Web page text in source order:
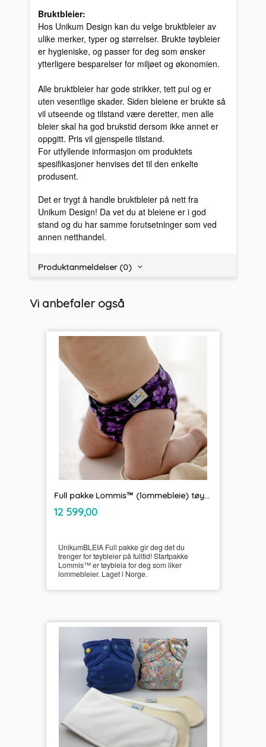
Bruktbleier:
Hos Unikum Design kan du velge bruktbleier av
ulike merker, typer og størrelser. Brukte tøybleier
er hygieniske, og passer for deg som ønsker
ytterligere besparelser for miljøet og økonomien.
Alle bruktbleier har gode strikker, tett pul og er
uten vesentlige skader. Siden bleiene er brukte så
vil utseende og tilstand være deretter, men alle
bleier skal ha god brukstid dersom ikke annet er
oppgitt. Pris vil gjenspeile tilstand.
For utfyllende informasjon om produktets
spesifikasjoner henvises det til den enkelte
produsent.
Det er trygt å handle bruktbleier på nett fra
Unikum Design! Da vet du at bleiene er i god
stand og du har samme forutsetninger som ved
annen netthandel.
Produktanmeldelser (0)
Vi anbefaler også
Full pakke Lommis™ (lommebleie) tøybleier
Pris
12 599,00inkl.
mva.
UnikumBLEIA Full pakke gir deg det du
trenger for tøybleier på fulltid! Startpakke
Lommis™ er tøybleia for deg som liker
lommebleier. Laget i Norge.